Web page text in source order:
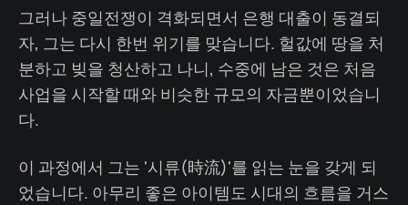
그러나 중일전쟁이 격화되면서 은행 대출이 동결되
자, 그는 다시 한번 위기를 맞습니다. 헐값에 땅을 처
분하고 빚을 청산하고 나니, 수중에 남은 것은 처음
사업을 시작할 때와 비슷한 규모의 자금뿐이었습니
다.
이 과정에서 그는 '시류(時流)'를 읽는 눈을 갖게 되
었습니다. 아무리 좋은 아이템도 시대의 흐름을 거스